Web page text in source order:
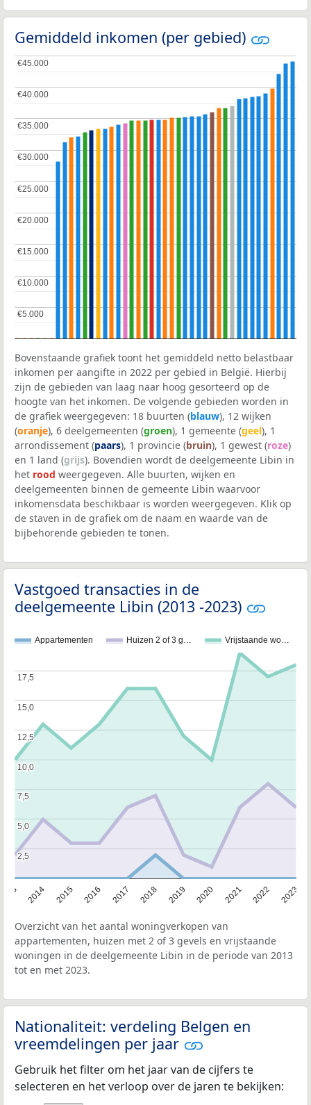
Gemiddeld inkomen (per gebied)
€5.000
€5.000
€10.000
€10.000
€15.000
€15.000
€20.000
€20.000
€25.000
€25.000
€30.000
€30.000
€35.000
€35.000
€40.000
€40.000
€45.000
€45.000
Bovenstaande grafiek toont het gemiddeld netto belastbaar
inkomen per aangifte in 2022 per gebied in België. Hierbij
zijn de gebieden van laag naar hoog gesorteerd op de
hoogte van het inkomen. De volgende gebieden worden in
de grafiek weergegeven: 18 buurten (blauw), 12 wijken
(oranje), 6 deelgemeenten (groen), 1 gemeente (geel), 1
arrondissement (paars), 1 provincie (bruin), 1 gewest (roze)
en 1 land (grijs). Bovendien wordt de deelgemeente Libin in
het rood weergegeven. Alle buurten, wijken en
deelgemeenten binnen de gemeente Libin waarvoor
inkomensdata beschikbaar is worden weergegeven. Klik op
de staven in de grafiek om de naam en waarde van de
bijbehorende gebieden te tonen.
Vastgoed transacties in de
deelgemeente Libin (2013 -2023)
Appartementen Huizen 2 of 3 g… Vrijstaande wo…
2014 2015 2016 2017 2018 2019 2020 2021 2022 2023
2,5
2,5
5,0
5,0
7,5
7,5
10,0
10,0
12,5
12,5
15,0
15,0
17,5
17,5
Overzicht van het aantal woningverkopen van
appartementen, huizen met 2 of 3 gevels en vrijstaande
woningen in de deelgemeente Libin in de periode van 2013
tot en met 2023.
Nationaliteit: verdeling Belgen en
vreemdelingen per jaar
Gebruik het filter om het jaar van de cijfers te
selecteren en het verloop over de jaren te bekijken: